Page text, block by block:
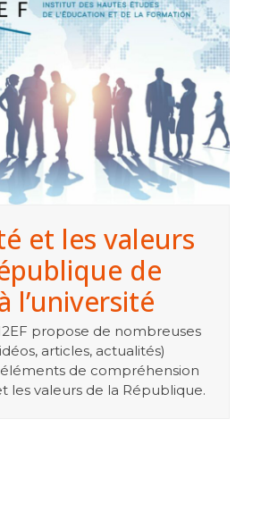
et les valeurs
de
l’université
propose de nombreuses
articles, actualités)
de compréhension
les valeurs de la République.